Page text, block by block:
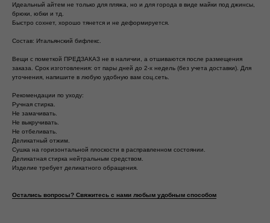
Идеальный айтем не только для пляжа, но и для города в виде майки под джинсы,
брюки, юбки и тд.
Быстро сохнет, хорошо тянется и не деформируется.
Состав: Итальянский бифлекс.
Вещи с пометкой ПРЕДЗАКАЗ не в наличии, а отшиваются после размещения
заказа. Срок изготовления: от пары дней до 2-х недель (без учета доставки). Для
уточнения, напишите в любую удобную вам соц.сеть.
Рекомендации по уходу:
Ручная стирка.
Не замачивать.
Не выкручивать.
Не отбеливать.
Деликатный отжим.
Сушка на горизонтальной плоскости в расправленном состоянии.
Деликатная стирка нейтральным средством.
Изделие требует деликатного обращения.
Остались вопросы? Свяжитесь с нами любым удобным способом